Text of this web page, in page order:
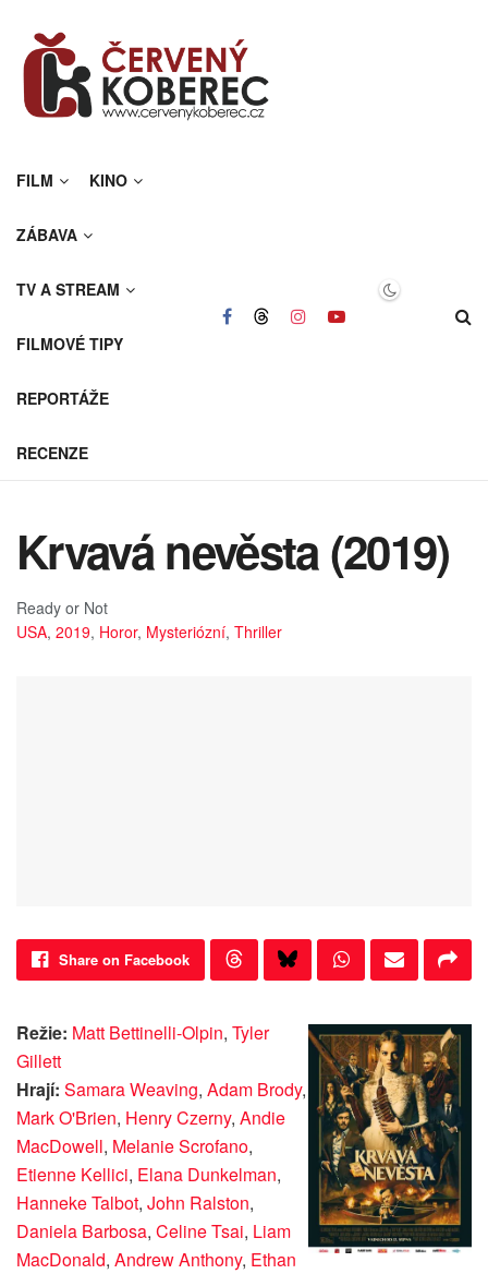
FILM KINO
ZÁBAVA
TV A STREAM
FILMOVÉ TIPY
REPORTÁŽE
RECENZE
Krvavá nevěsta (2019)
Ready or Not
USA, 2019, Horor, Mysteriózní, Thriller
Share on Facebook
Režie: Matt Bettinelli-Olpin, Tyler
Gillett
Hrají: Samara Weaving, Adam Brody,
Mark O'Brien, Henry Czerny, Andie
MacDowell, Melanie Scrofano,
Etienne Kellici, Elana Dunkelman,
Hanneke Talbot, John Ralston,
Daniela Barbosa, Celine Tsai, Liam
MacDonald, Andrew Anthony, Ethan